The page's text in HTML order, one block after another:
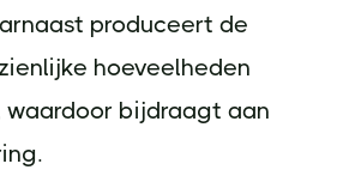
produceert de
hoeveelheden
waardoor bijdraagt aan